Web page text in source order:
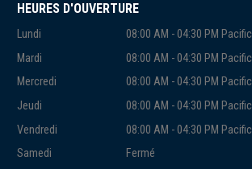
HEURES D'OUVERTURE
Lundi
08:00 AM - 04:30 PM Pacific
Mardi
08:00 AM - 04:30 PM Pacific
Mercredi
08:00 AM - 04:30 PM Pacific
Jeudi
08:00 AM - 04:30 PM Pacific
Vendredi
08:00 AM - 04:30 PM Pacific
Samedi
Fermé